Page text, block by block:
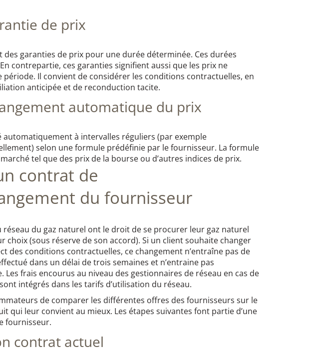
de prix
garanties de prix pour une durée déterminée. Ces durées
contrepartie, ces garanties signifient aussi que les prix ne
Il convient de considérer les conditions contractuelles, en
anticipée et de reconduction tacite.
automatique du prix
automatiquement à intervalles réguliers (par exemple
selon une formule prédéfinie par le fournisseur. La formule
tel que des prix de la bourse ou d’autres indices de prix.
contrat de
du fournisseur
réseau du gaz naturel ont le droit de se procurer leur gaz naturel
choix (sous réserve de son accord). Si un client souhaite changer
des conditions contractuelles, ce changement n’entraîne pas de
dans un délai de trois semaines et n’entraine pas
frais encourus au niveau des gestionnaires de réseau en cas de
intégrés dans les tarifs d’utilisation du réseau.
de comparer les différentes offres des fournisseurs sur le
qui leur convient au mieux. Les étapes suivantes font partie d’une
fournisseur.
contrat actuel